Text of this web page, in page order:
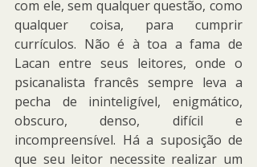
com ele, sem qualquer questão, como
qualquer coisa, para cumprir
currículos. Não é à toa a fama de
Lacan entre seus leitores, onde o
psicanalista francês sempre leva a
pecha de ininteligível, enigmático,
obscuro, denso, difícil e
incompreensível. Há a suposição de
que seu leitor necessite realizar um